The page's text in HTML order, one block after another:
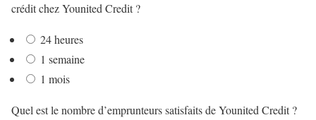
crédit chez Younited Credit ?
24 heures
1 semaine
1 mois
Quel est le nombre d’emprunteurs satisfaits de Younited Credit ?